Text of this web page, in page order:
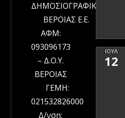
ΔΗΜΟΣΙΟΓΡΑΦΙΚΗ
ΒΕΡΟΙΑΣ Ε.Ε.
ΑΦΜ:
093096173
– Δ.Ο.Υ.
ΒΕΡΟΙΑΣ
ΓΕΜΗ:
021532826000
Δ/νση:
ΙΟΎΛ
12